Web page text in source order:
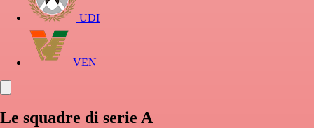
UDI
VEN
Le squadre di serie A